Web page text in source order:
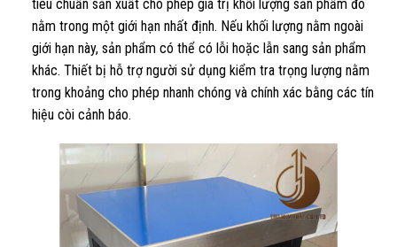
tiêu chuẩn sản xuất cho phép giá trị khối lượng sản phẩm đó
nằm trong một giới hạn nhất định. Nếu khối lượng nằm ngoài
giới hạn này, sản phẩm có thể có lỗi hoặc lẫn sang sản phẩm
khác. Thiết bị hỗ trợ người sử dụng kiểm tra trọng lượng nằm
trong khoảng cho phép nhanh chóng và chính xác bằng các tín
hiệu còi cảnh báo.